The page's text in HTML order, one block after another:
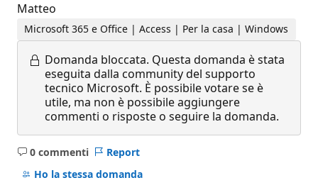
Matteo
Microsoft 365 e Office | Access | Per la casa | Windows
Domanda bloccata. Questa domanda è stata
eseguita dalla community del supporto
tecnico Microsoft. È possibile votare se è
utile, ma non è possibile aggiungere
commenti o risposte o seguire la domanda.
0 commenti
Nessun
commento
Report
Ho la stessa domanda